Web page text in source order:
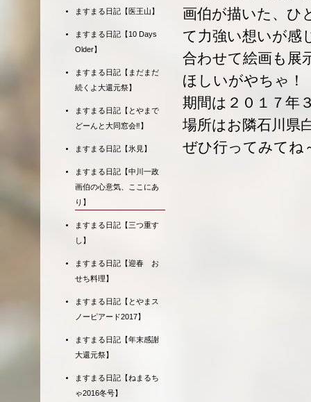
画伯が描いた、ひ
て力強い想いが感
合わせて絵画も展
ほしいがやちゃ！
期間は２０１７年
場所はお隣石川県
ぜひ行ってみてね
ますまる日記【医王山】
ますまる日記【10 Days
Older】
ますまる日記【まだまだ
続くよ大還元祭】
ますまる日記【とやまで
どーんと大同窓会‼】
ますまる日記【氷見】
ますまる日記【中川一政
画伯の心意気、ここにあ
り】
ますまる日記【三つ重す
し】
ますまる日記【迎春 お
せち料理】
ますまる日記【とやまス
ノーピアード2017】
ますまる日記【年末感謝
大還元祭】
ますまる日記【ねまるち
ゃ2016冬号】